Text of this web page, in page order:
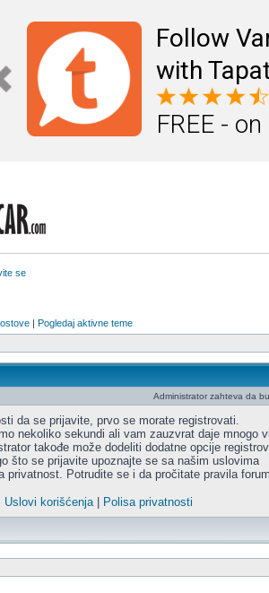
Follow
with
FREE -
se
| Pogledaj aktivne teme
Administrator zahteva da
da se prijavite, prvo se morate registrovati.
nekoliko sekundi ali vam zauzvrat daje mnogo
takođe može dodeliti dodatne opcije
što se prijavite upoznajte se sa našim uslovima
privatnost. Potrudite se i da pročitate pravila
Uslovi korišćenja| Polisa privatnosti